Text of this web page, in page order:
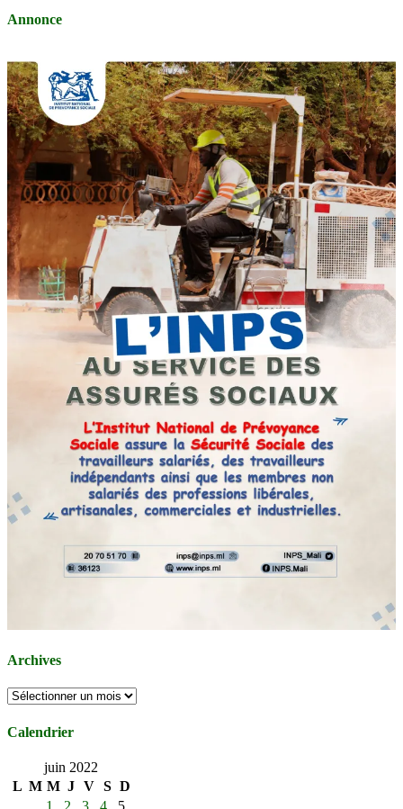
Annonce
Archives
Archives
Calendrier
juin 2022
L M M J V S D
1
2 3 4 5